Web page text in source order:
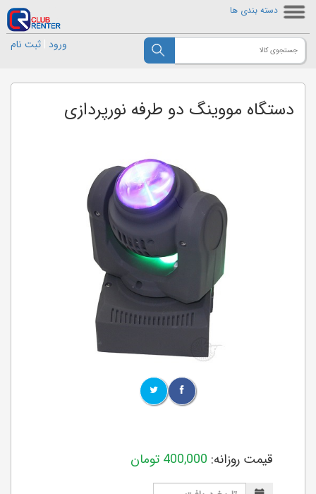
دسته بندی ها
ورود ثبت نام
دستگاه مووینگ دو طرفه نورپردازی
قیمت روزانه: 400,000 تومان